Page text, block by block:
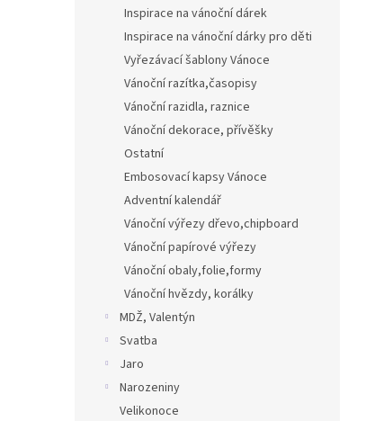
Inspirace na vánoční dárek
Inspirace na vánoční dárky pro děti
Vyřezávací šablony Vánoce
Vánoční razítka,časopisy
Vánoční razidla, raznice
Vánoční dekorace, přívěšky
Ostatní
Embosovací kapsy Vánoce
Adventní kalendář
Vánoční výřezy dřevo,chipboard
Vánoční papírové výřezy
Vánoční obaly,folie,formy
Vánoční hvězdy, korálky
MDŽ, Valentýn
Svatba
Jaro
Narozeniny
Velikonoce